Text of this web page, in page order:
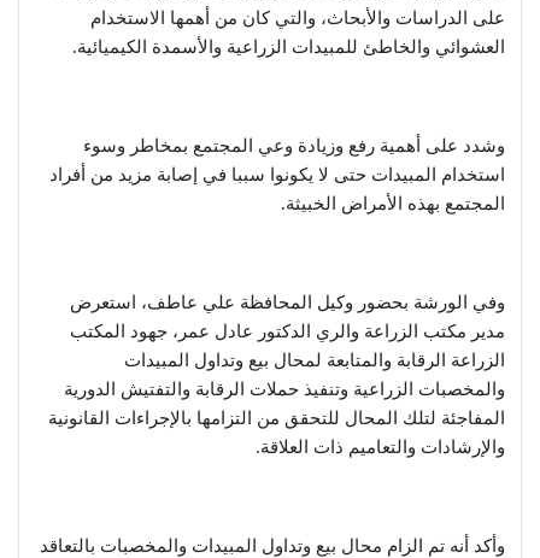
على الدراسات والأبحاث، والتي كان من أهمها الاستخدام
العشوائي والخاطئ للمبيدات الزراعية والأسمدة الكيميائية.
وشدد على أهمية رفع وزيادة وعي المجتمع بمخاطر وسوء
استخدام المبيدات حتى لا يكونوا سببا في إصابة مزيد من أفراد
المجتمع بهذه الأمراض الخبيثة.
وفي الورشة بحضور وكيل المحافظة علي عاطف، استعرض
مدير مكتب الزراعة والري الدكتور عادل عمر، جهود المكتب
الزراعة الرقابة والمتابعة لمحال بيع وتداول المبيدات
والمخصبات الزراعية وتنفيذ حملات الرقابة والتفتيش الدورية
المفاجئة لتلك المحال للتحقق من التزامها بالإجراءات القانونية
والإرشادات والتعاميم ذات العلاقة.
وأكد أنه تم الزام محال بيع وتداول المبيدات والمخصبات بالتعاقد